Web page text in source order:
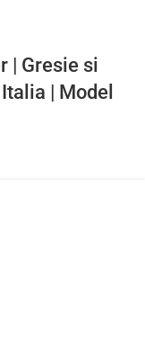
| Gresie si
| Model